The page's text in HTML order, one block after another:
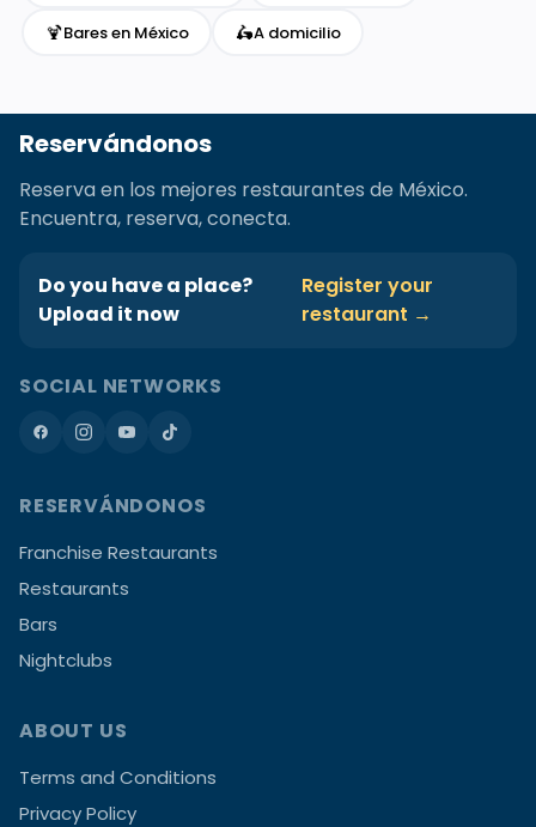
🍹Bares en México 🛵A domicilio
Reservándonos
Reserva en los mejores restaurantes de México.
Encuentra, reserva, conecta.
Do you have a place?
Upload it now
Register your
restaurant →
SOCIAL NETWORKS
RESERVÁNDONOS
Franchise Restaurants
Restaurants
Bars
Nightclubs
ABOUT US
Terms and Conditions
Privacy Policy